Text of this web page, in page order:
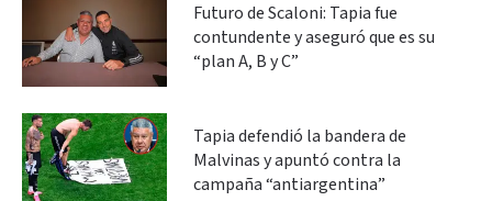
Futuro de Scaloni: Tapia fue
contundente y aseguró que es su
“plan A, B y C”
Tapia defendió la bandera de
Malvinas y apuntó contra la
campaña “antiargentina”